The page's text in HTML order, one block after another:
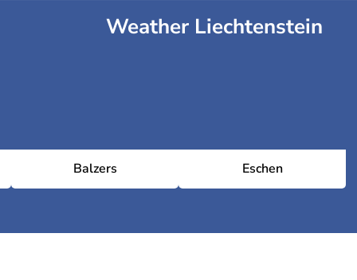
Weather Liechtenstein
Balzers Eschen